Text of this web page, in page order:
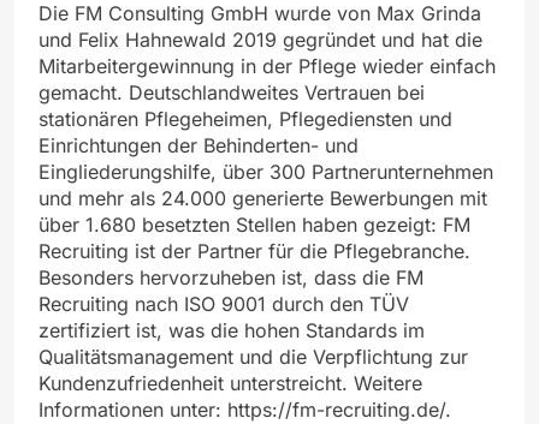
Die FM Consulting GmbH wurde von Max Grinda
und Felix Hahnewald 2019 gegründet und hat die
Mitarbeitergewinnung in der Pflege wieder einfach
gemacht. Deutschlandweites Vertrauen bei
stationären Pflegeheimen, Pflegediensten und
Einrichtungen der Behinderten- und
Eingliederungshilfe, über 300 Partnerunternehmen
und mehr als 24.000 generierte Bewerbungen mit
über 1.680 besetzten Stellen haben gezeigt: FM
Recruiting ist der Partner für die Pflegebranche.
Besonders hervorzuheben ist, dass die FM
Recruiting nach ISO 9001 durch den TÜV
zertifiziert ist, was die hohen Standards im
Qualitätsmanagement und die Verpflichtung zur
Kundenzufriedenheit unterstreicht. Weitere
Informationen unter: https://fm-recruiting.de/.